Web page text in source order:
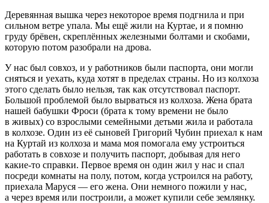
Деревянная вышка через некоторое время подгнила и при
сильном ветре упала. Мы ещё жили на Куртае, и я помню
груду брёвен, скреплённых железными болтами и скобами,
которую потом разобрали на дрова.
У нас был совхоз, и у работников были паспорта, они могли
сняться и уехать, куда хотят в пределах страны. Но из колхоза
этого сделать было нельзя, так как отсутствовал паспорт.
Большой проблемой было вырваться из колхоза. Жена брата
нашей бабушки Фроси (брата к тому времени не было
в живых) со взрослыми семейными детьми жила и работала
в колхозе. Один из её сыновей Григорий Чубин приехал к нам
на Куртай из колхоза и мама моя помогала ему устроиться
работать в совхозе и получить паспорт, добывая для него
какие-то справки. Первое время он один жил у нас и спал
посреди комнаты на полу, потом, когда устроился на работу,
приехала Маруся — его жена. Они немного пожили у нас,
а через время или построили, а может купили себе землянку.